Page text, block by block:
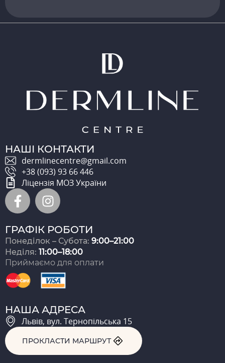
НАШІ КОНТАКТИ
dermlinecentre@gmail.com
+38 (093) 93 66 446
Ліцензія МОЗ України
ГРАФІК РОБОТИ
Понеділок – Субота: 9:00–21:00
Неділя: 11:00–18:00
Приймаємо для оплати
НАША АДРЕСА
Львів, вул. Тернопільська 15
ПРОКЛАСТИ МАРШРУТ